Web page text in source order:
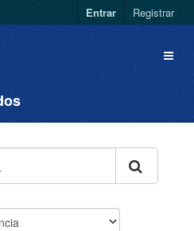
Entrar Registrar